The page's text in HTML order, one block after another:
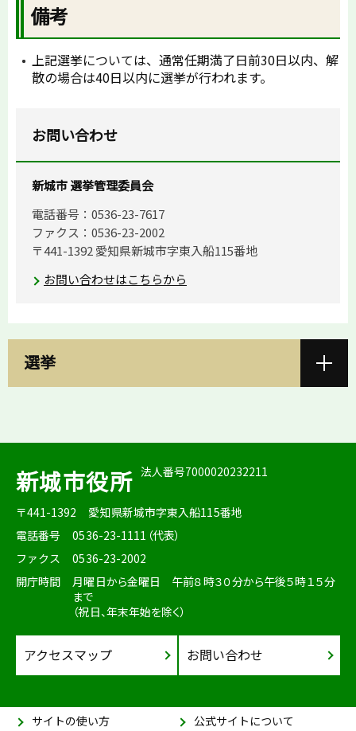
備考
上記選挙については、通常任期満了日前30日以内、解
散の場合は40日以内に選挙が行われます。
お問い合わせ
新城市 選挙管理委員会
電話番号：0536-23-7617
ファクス：0536-23-2002
〒441-1392 愛知県新城市字東入船115番地
お問い合わせはこちらから
選挙
新城市役所 法人番号7000020232211
〒441-1392
愛知県新城市字東入船115番地
電話番号
0536-23-1111（代表）
ファクス
0536-23-2002
開庁時間
月曜日から金曜日 午前８時３０分から午後５時１５分
まで
（祝日、年末年始を除く）
アクセスマップ お問い合わせ
サイトの使い方 公式サイトについて